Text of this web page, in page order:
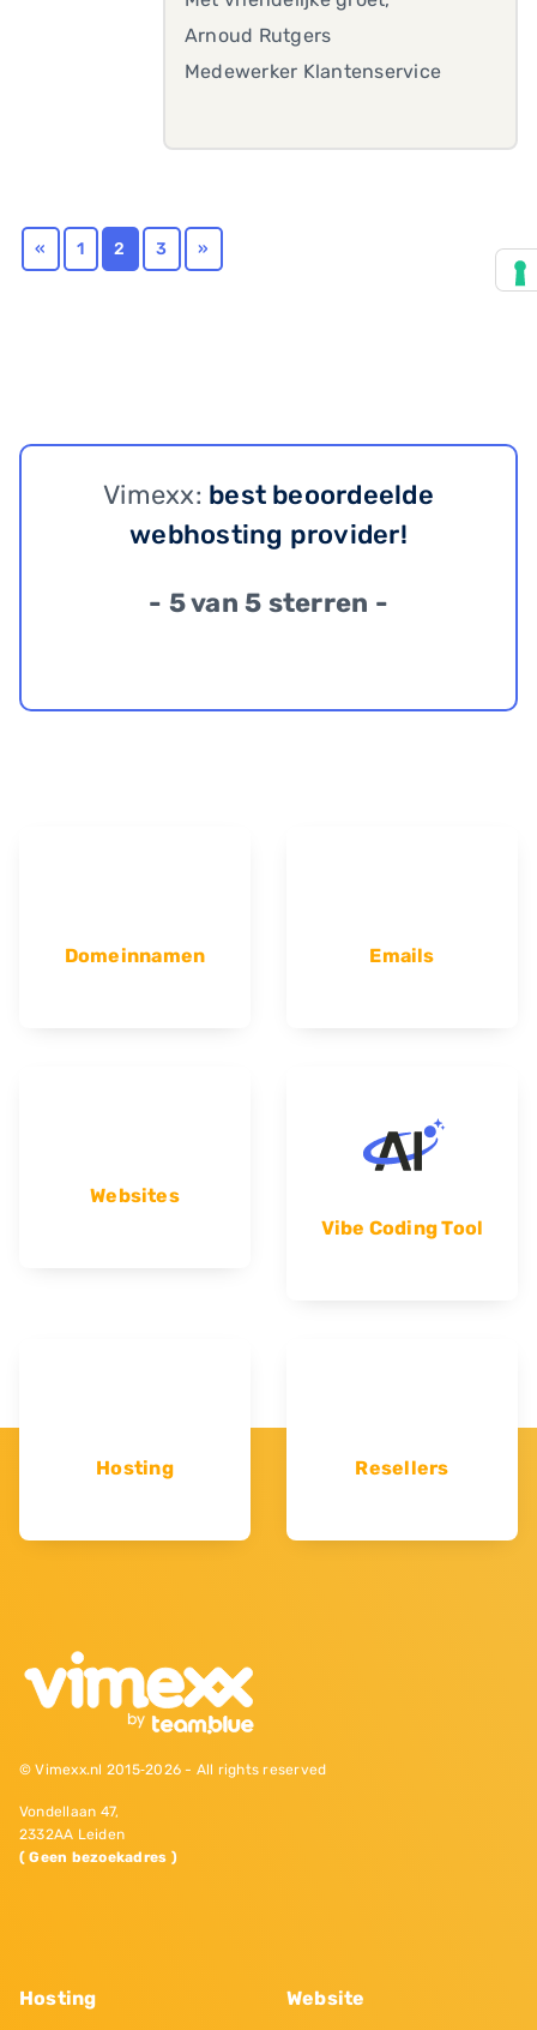
Arnoud Rutgers
Medewerker Klantenservice
« 1 2 3 »
Vimexx: best beoordeelde
webhosting provider!
- 5 van 5 sterren -
Domeinnamen Emails
Websites
Vibe Coding Tool
Hosting Resellers
© Vimexx.nl 2015‐2026 - All rights reserved
Vondellaan 47,
2332AA Leiden
( Geen bezoekadres )
Hosting Website